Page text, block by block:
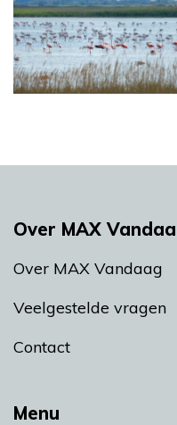
Menu
Over MAX
Over MAX Vandaag
Veelgestelde vragen
Contact